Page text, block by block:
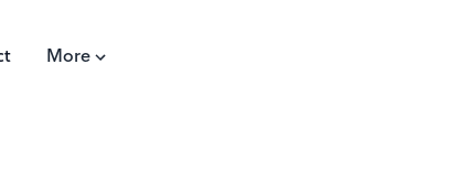
More